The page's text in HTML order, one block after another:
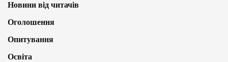
Новини від читачів
Оголошення
Опитування
Освіта